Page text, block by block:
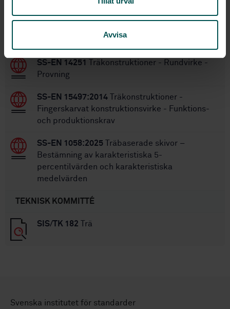
Avvisa
Inom samma område
SS-EN 14251
Träkonstruktioner - Rundvirke -
Provning
SS-EN 15497:2014 Träkonstruktioner -
Fingerskarvat konstruktionsvirke - Funktions-
och produktionskrav
SS-EN 1058:2025 Träbaserade skivor –
Bestämning av karakteristiska 5-
percentilvärden och karakteristiska
medelvärden
TEKNISK KOMMITTÉ
SIS/TK 182 Trä
Svenska institutet för standarder